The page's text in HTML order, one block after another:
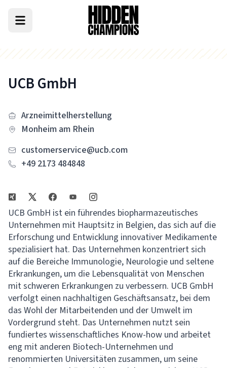
UCB GmbH
Arzneimittelherstellung
Monheim am Rhein
customerservice@ucb.com
+49 2173 484848
UCB GmbH ist ein führendes biopharmazeutisches
Unternehmen mit Hauptsitz in Belgien, das sich auf die
Erforschung und Entwicklung innovativer Medikamente
spezialisiert hat. Das Unternehmen konzentriert sich
auf die Bereiche Immunologie, Neurologie und seltene
Erkrankungen, um die Lebensqualität von Menschen
mit schweren Erkrankungen zu verbessern. UCB GmbH
verfolgt einen nachhaltigen Geschäftsansatz, bei dem
das Wohl der Mitarbeitenden und der Umwelt im
Vordergrund steht. Das Unternehmen nutzt sein
fundiertes wissenschaftliches Know-how und arbeitet
eng mit anderen Biotech-Unternehmen und
renommierten Universitäten zusammen, um seine